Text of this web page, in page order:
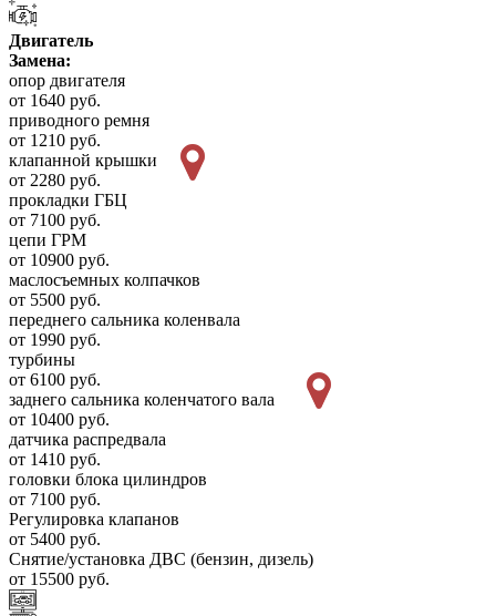
Двигатель
Замена:
опор двигателя
от 1640 руб.
приводного ремня
от 1210 руб.
клапанной крышки
от 2280 руб.
прокладки ГБЦ
от 7100 руб.
цепи ГРМ
от 10900 руб.
маслосъемных колпачков
от 5500 руб.
переднего сальника коленвала
от 1990 руб.
турбины
от 6100 руб.
заднего сальника коленчатого вала
от 10400 руб.
датчика распредвала
от 1410 руб.
головки блока цилиндров
от 7100 руб.
Регулировка клапанов
от 5400 руб.
Снятие/установка ДВС (бензин, дизель)
от 15500 руб.